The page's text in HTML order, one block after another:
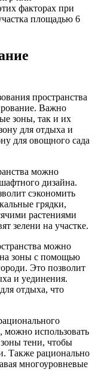
факторах при
площадью 6
пространства
Важно
зоны, так и их
для отдыха и
для овощного сада
можно
дизайна.
сэкономить
грядки,
растениями
зелени на участке.
можно
на зоны с помощью
Это позволит
и уединения.
отдыха, что
можно использовать
зоны тени, чтобы
Также рационально
многоуровневые